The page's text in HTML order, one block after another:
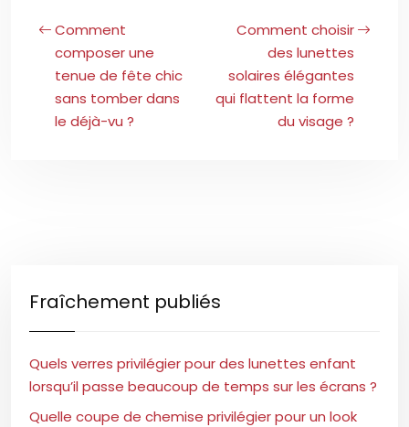
Comment
composer une
tenue de fête chic
sans tomber dans
le déjà-vu ?
Comment choisir
des lunettes
solaires élégantes
qui flattent la forme
du visage ?
Fraîchement publiés
Quels verres privilégier pour des lunettes enfant
lorsqu’il passe beaucoup de temps sur les écrans ?
Quelle coupe de chemise privilégier pour un look